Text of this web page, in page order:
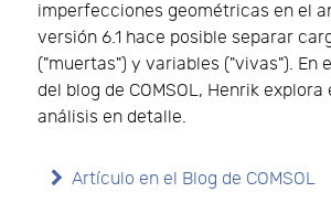
imperfecciones geométricas en el
versión 6.1 hace posible separar
("muertas") y variables ("vivas"). En
del blog de COMSOL, Henrik
análisis en detalle.
Artículo en el Blog de COMSOL